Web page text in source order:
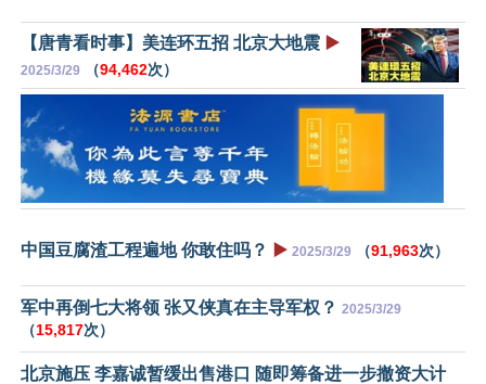
【唐青看时事】美连环五招 北京大地震 ▶️
2025/3/29 （94,462次）
中国豆腐渣工程遍地 你敢住吗？ ▶️ 2025/3/29 （91,963次）
军中再倒七大将领 张又侠真在主导军权？ 2025/3/29
（15,817次）
北京施压 李嘉诚暂缓出售港口 随即筹备进一步撤资大计